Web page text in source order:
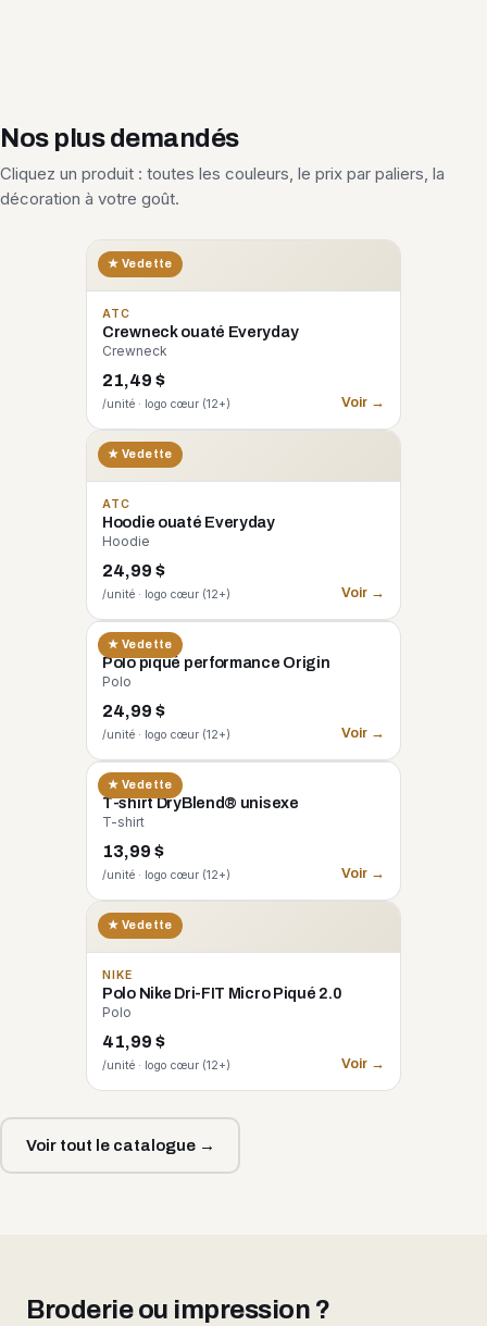
Nos plus demandés
Cliquez un produit : toutes les couleurs, le prix par paliers, la
décoration à votre goût.
★ Vedette
ATC
Crewneck ouaté Everyday
Crewneck
21,49 $
/unité · logo cœur (12+) Voir →
★ Vedette
ATC
Hoodie ouaté Everyday
Hoodie
24,99 $
/unité · logo cœur (12+) Voir →
★ Vedette
CORE 365
Polo piqué performance Origin
Polo
24,99 $
/unité · logo cœur (12+) Voir →
★ Vedette
GILDAN
T-shirt DryBlend® unisexe
T-shirt
13,99 $
/unité · logo cœur (12+) Voir →
★ Vedette
NIKE
Polo Nike Dri-FIT Micro Piqué 2.0
Polo
41,99 $
/unité · logo cœur (12+) Voir →
Voir tout le catalogue →
Broderie ou impression ?